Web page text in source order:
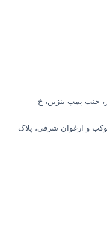
گلشهر، جنب پمپ بنزین، خ
خ کوکب و ارغوان شرقی، پلاک